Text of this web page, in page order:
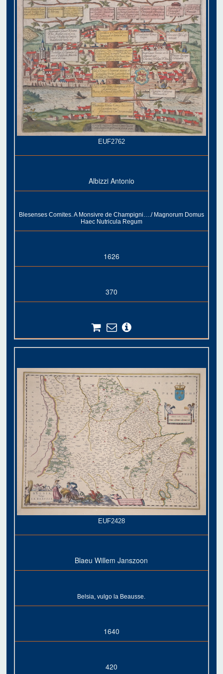
EUF2762
Albizzi Antonio
Blesenses Comites. A Monsivre de Champigni…./ Magnorum Domus
Haec Nutricula Regum
1626
370
EUF2428
Blaeu Willem Janszoon
Belsia, vulgo la Beausse.
1640
420